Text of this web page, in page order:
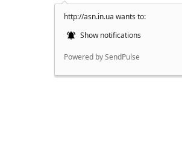
http://asn.in.ua wants to:
Show notifications
Powered by SendPulse